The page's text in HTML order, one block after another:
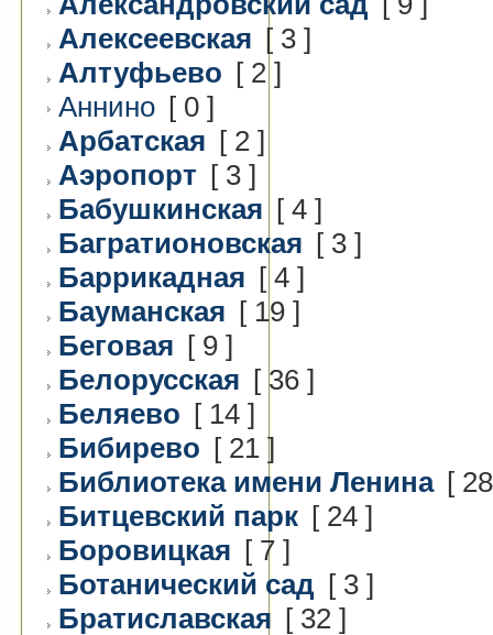
Алексеевская [ 3 ]
Алтуфьево [ 2 ]
Аннино [ 0 ]
Арбатская [ 2 ]
Аэропорт [ 3 ]
Бабушкинская [ 4 ]
Багратионовская [ 3 ]
Баррикадная [ 4 ]
Бауманская [ 19 ]
Беговая [ 9 ]
Белорусская [ 36 ]
Беляево [ 14 ]
Бибирево [ 21 ]
Библиотека имени Ленина [
Битцевский парк [ 24 ]
Боровицкая [ 7 ]
Ботанический сад [ 3 ]
Братиславская [ 32 ]